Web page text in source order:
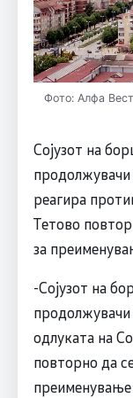
Фото: Алфа
Сојузот на
реагира
Тетово
за
-Сојузот на
одлуката на
повторно да
преименување